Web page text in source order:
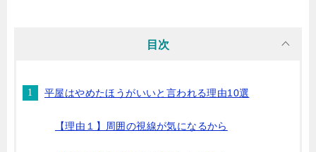
目次
平屋はやめたほうがいいと言われる理由10選
【理由１】周囲の視線が気になるから